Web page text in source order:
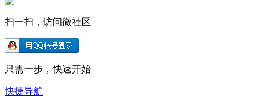
扫一扫，访问微社区
只需一步，快速开始
快捷导航